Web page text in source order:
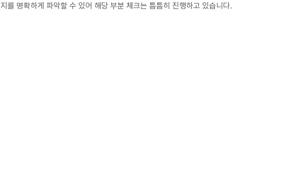
지를 명확하게 파악할 수 있어 해당 부분 체크는 틈틈히 진행하고 있습니다.